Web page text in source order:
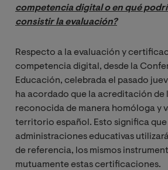
competencia digital o en qué
consistir la evaluación?
Respecto a la evaluación y
competencia digital, desde la
Educación, celebrada el pasado
ha acordado que la acreditación de
reconocida de manera homóloga y
territorio español. Esto significa que
administraciones educativas
de referencia, los mismos
mutuamente estas certificaciones.